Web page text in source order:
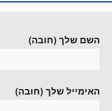
השם שלך (חובה)
האימייל שלך (חובה)